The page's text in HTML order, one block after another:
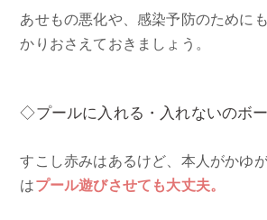
あせもの悪化や、感染予防のために
かりおさえておきましょう。
◇プールに入れる・入れないのボ
すこし赤みはあるけど、本人がかゆ
はプール遊びさせても大丈夫。